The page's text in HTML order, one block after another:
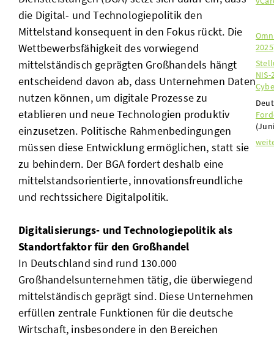
die Digital- und Technologiepolitik den
Mittelstand konsequent in den Fokus rückt. Die
Wettbewerbsfähigkeit des vorwiegend
mittelständisch geprägten Großhandels hängt
entscheidend davon ab, dass Unternehmen Daten
nutzen können, um digitale Prozesse zu
etablieren und neue Technologien produktiv
einzusetzen. Politische Rahmenbedingungen
müssen diese Entwicklung ermöglichen, statt sie
zu behindern. Der BGA fordert deshalb eine
mittelstandsorientierte, innovationsfreundliche
und rechtssichere Digitalpolitik.
Digitalisierungs- und Technologiepolitik als
Standortfaktor für den Großhandel
In Deutschland sind rund 130.000
Großhandelsunternehmen tätig, die überwiegend
mittelständisch geprägt sind. Diese Unternehmen
erfüllen zentrale Funktionen für die deutsche
Wirtschaft, insbesondere in den Bereichen